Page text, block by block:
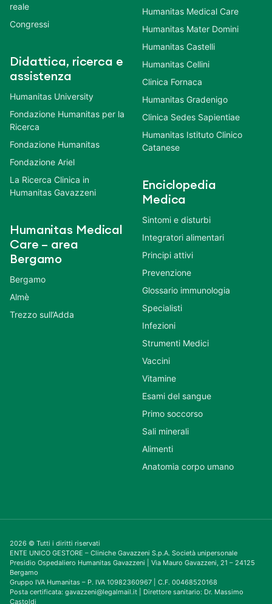
reale
Congressi
Didattica, ricerca e
assistenza
Humanitas University
Fondazione Humanitas per la
Ricerca
Fondazione Humanitas
Fondazione Ariel
La Ricerca Clinica in
Humanitas Gavazzeni
Humanitas Medical
Care – area
Bergamo
Bergamo
Almè
Trezzo sull’Adda
Humanitas Medical Care
Humanitas Mater Domini
Humanitas Castelli
Humanitas Cellini
Clinica Fornaca
Humanitas Gradenigo
Clinica Sedes Sapientiae
Humanitas Istituto Clinico
Catanese
Enciclopedia
Medica
Sintomi e disturbi
Integratori alimentari
Principi attivi
Prevenzione
Glossario immunologia
Specialisti
Infezioni
Strumenti Medici
Vaccini
Vitamine
Esami del sangue
Primo soccorso
Sali minerali
Alimenti
Anatomia corpo umano
2026 © Tutti i diritti riservati
ENTE UNICO GESTORE – Cliniche Gavazzeni S.p.A. Società unipersonale
Presidio Ospedaliero Humanitas Gavazzeni | Via Mauro Gavazzeni, 21 – 24125
Bergamo
Gruppo IVA Humanitas – P. IVA 10982360967 | C.F. 00468520168
Posta certificata: gavazzeni@legalmail.it | Direttore sanitario: Dr. Massimo
Castoldi